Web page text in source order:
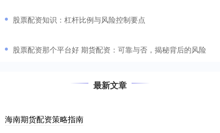
​股票配资知识：杠杆比例与风险控制要点
​股票配资那个平台好 期货配资：可靠与否，揭秘背后的风险
最新文章
海南期货配资策略指南